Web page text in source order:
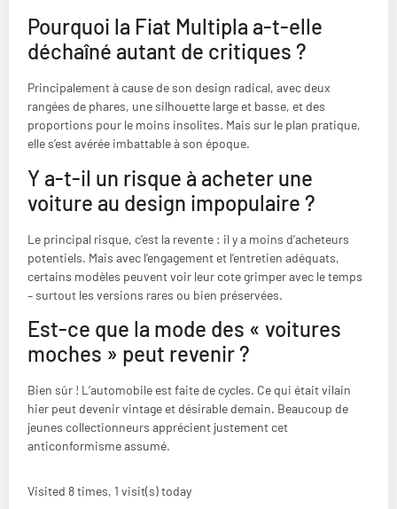
Pourquoi la Fiat Multipla a-t-elle
déchaîné autant de critiques ?
Principalement à cause de son design radical, avec deux
rangées de phares, une silhouette large et basse, et des
proportions pour le moins insolites. Mais sur le plan pratique,
elle s’est avérée imbattable à son époque.
Y a-t-il un risque à acheter une
voiture au design impopulaire ?
Le principal risque, c’est la revente : il y a moins d’acheteurs
potentiels. Mais avec l’engagement et l’entretien adéquats,
certains modèles peuvent voir leur cote grimper avec le temps
– surtout les versions rares ou bien préservées.
Est-ce que la mode des « voitures
moches » peut revenir ?
Bien sûr ! L’automobile est faite de cycles. Ce qui était vilain
hier peut devenir vintage et désirable demain. Beaucoup de
jeunes collectionneurs apprécient justement cet
anticonformisme assumé.
Visited 8 times, 1 visit(s) today